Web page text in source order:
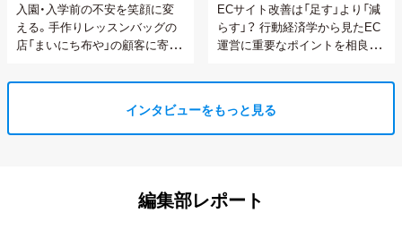
入園・入学前の不安を笑顔に変
える。手作りレッスンバッグの
店「まいにち布や」の顧客に寄り
ECサイト改善は「足す」より「減
らす」？ 行動経済学から見たEC
運営に重要なポイントを相良さ
インタビューをもっと見る
編集部レポート